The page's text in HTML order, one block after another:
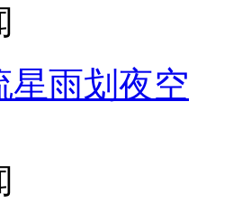
星雨划夜空